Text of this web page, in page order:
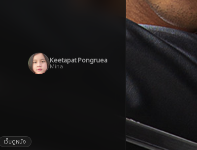
Keetapat Pongruea
Mina
เว็บดูหนัง